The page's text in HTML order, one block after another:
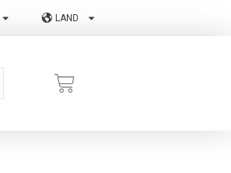
LAND